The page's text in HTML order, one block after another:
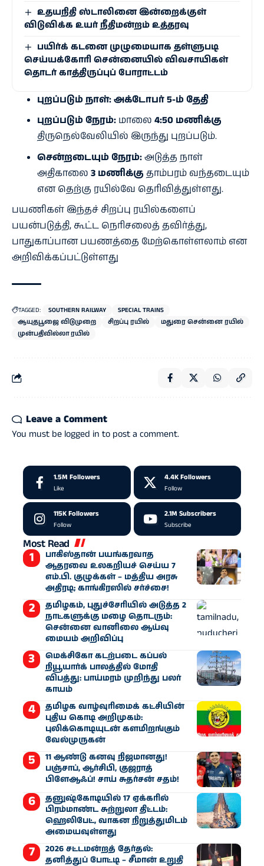
உதயநிதி ஸ்டாலினை இன்றைக்குள்
விடுவிக்க உயர் நீதிமன்றம் உத்தரவு
பயிர்க் கடனை முழுமையாக தள்ளுபடி
செய்யக்கோரி சென்னையில் விவசாயிகள்
தொடர் காத்திருப்புப் போராட்டம்
புறப்படும் நாள்:அக்டோபர் 5-ம் தேதி
புறப்படும் நேரம்:மாலை 4:50 மணிக்கு
திருநெல்வேலியில் இருந்து புறப்படும்.
சென்றடையும் நேரம்:அடுத்த நாள்
அதிகாலை 3 மணிக்கு தாம்பரம் வந்தடையும்
என தெற்கு ரயில்வே தெரிவித்துள்ளது.
பயணிகள் இந்தச் சிறப்பு ரயில்களைப்
பயன்படுத்தி, கூட்ட நெரிசலைத் தவிர்த்து,
பாதுகாப்பான பயணத்தை மேற்கொள்ளலாம் என
அறிவிக்கப்பட்டுள்ளது
TAGGED: SOUTHERN RAILWAY
SPECIAL TRAINS
ஆயுதபூஜை விடுமுறை
சிறப்பு ரயில்
மதுரை சென்னை ரயில்
முன்பதிவில்லா ரயில்
Leave a Comment
You must be logged in to post a comment.
1.5M Followers
Like
4.4K Followers
Follow
115KFollowers
Follow
2.1M Subscribers
Subscribe
Most Read
பாகிஸ்தான் பயங்கரவாத
ஆதரவை உலகறியச் செய்ய 7
எம்.பி. குழுக்கள் – மத்திய அரசு
அதிரடி; காங்கிரஸில் சர்ச்சை!
தமிழகம், புதுச்சேரியில் அடுத்த 2
நாட்களுக்கு மழை தொடரும்:
சென்னை வானிலை ஆய்வு
மையம் அறிவிப்பு
மெக்சிகோ கடற்படை கப்பல்
நியூயார்க் பாலத்தில் மோதி
விபத்து: பாய்மரம் முறிந்து பலர்
காயம்
தமிழக வாழ்வுரிமைக் கட்சியின்
புதிய கொடி அறிமுகம்:
புலிக்கொடியுடன் களமிறங்கும்
வேல்முருகன்
11 ஆண்டு கனவு நிஜமானது!
பஞ்சாப், ஆர்சிபி, குஜராத்
பிளேஆஃப்! சாய் சுதர்சன் சதம்!
தனுஷ்கோடியில் 17 ஏக்கரில்
பிரம்மாண்ட சுற்றுலா திட்டம்:
ஹெலிபேட், வாகன நிறுத்துமிடம்
அமையவுள்ளது
2026 சட்டமன்றத் தேர்தல்:
தனித்துப் போட்டி – சீமான் உறுதி